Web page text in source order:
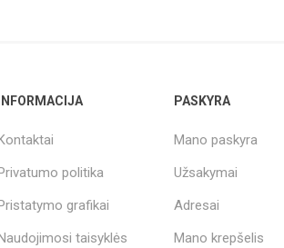
INFORMACIJA
politika
grafikai
taisyklės
PASKYRA
Mano paskyra
Užsakymai
Adresai
Mano krepšelis